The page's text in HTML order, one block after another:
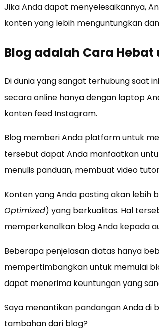
Jika Anda dapat menyelesaikannya,
konten yang lebih menguntungkan
Blog adalah Cara
Di dunia yang sangat terhubung saat
secara online hanya dengan laptop
konten feed Instagram.
Blog memberi Anda platform untuk
tersebut dapat Anda manfaatkan
menulis panduan, membuat video
Konten yang Anda posting akan lebih
Optimized) yang berkualitas. Hal
memperkenalkan blog Anda kepada
Beberapa penjelasan diatas hanya
mempertimbangkan untuk memulai
dapat menerima keuntungan yang
Saya menantikan pandangan Anda di
tambahan dari blog?